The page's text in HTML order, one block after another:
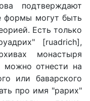
подтверждают
формы могут быть
Есть только
[ruadrich],
монастыря
можно отнести на
или баварского
про имя "рарих"